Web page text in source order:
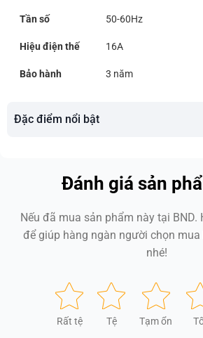
Tần số 50-60Hz
Hiệu điện thế 16A
Bảo hành 3 năm
Đặc điểm nổi bật
Đánh giá sản
Nếu đã mua sản phẩm này tại BND.
để giúp hàng ngàn người chọn
nhé!
Rất tệ Tệ Tạm ổn